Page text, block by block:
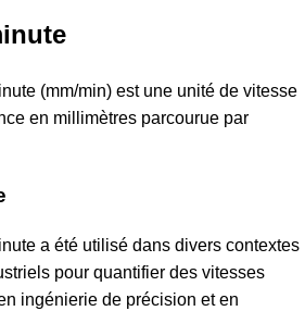
(mm/min) est une unité de vitesse
en millimètres parcourue par
a été utilisé dans divers contextes
pour quantifier des vitesses
ingénierie de précision et en